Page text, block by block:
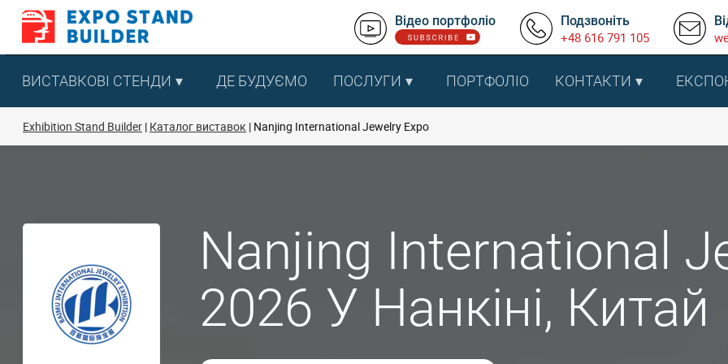
Перейти
змісту
Відео портфоліо Подзвоніть
+48 616 791 105
ВИСТАВКОВІ СТЕНДИ ДЕ БУДУЄМО ПОСЛУГИ ПОРТФОЛІО КОНТАКТИ
Exhibition Stand Builder Каталог виставок Nanjing International Jewelry Expo
Nanjing International
2026 У Нанкіні, Китай